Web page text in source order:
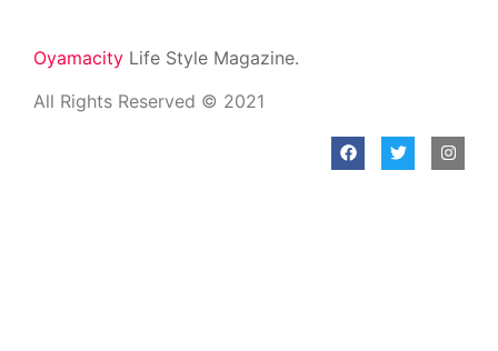
Oyamacity Life Style Magazine.
All Rights Reserved © 2021